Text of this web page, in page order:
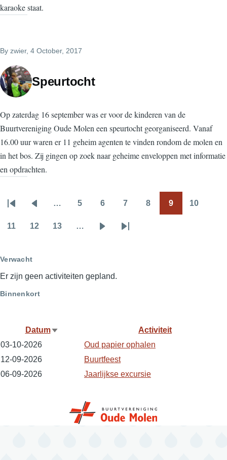
karaoke staat.
By zwier, 4 October, 2017
Speurtocht
Op zaterdag 16 september was er voor de kinderen van de
Buurtvereniging Oude Molen een speurtocht georganiseerd. Vanaf
16.00 uur waren er 11 geheim agenten te vinden rondom de molen en
in het bos. Zij gingen op zoek naar geheime enveloppen met informatie
en opdrachten.
Pagination
First
page
Previous
page
… 5 6 7 8 9 10
11 12 13 …
Last
Verwacht
Er zijn geen activiteiten gepland.
Binnenkort
Datum Sort
ascending
Activiteit
03-10-2026
Oud papier ophalen
12-09-2026
Buurtfeest
06-09-2026
Jaarlijkse excursie